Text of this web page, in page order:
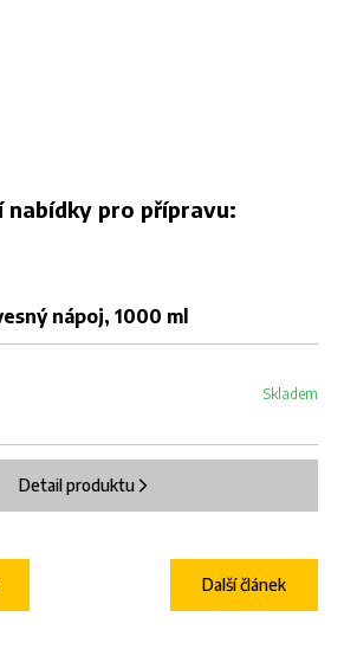
nabídky pro přípravu:
nápoj, 1000 ml
Skladem
Detail produktu
Další článek